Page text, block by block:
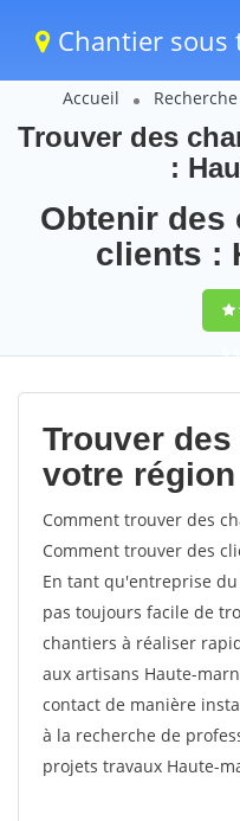
Chantier sous
Accueil
Trouver des
:
Obtenir des
clients :
9,5
Trouver
votre
Comment trouver des
Comment trouver des
En tant qu'entreprise
pas toujours facile de
chantiers à réaliser
aux artisans Haute-
contact de manière
à la recherche de
projets travaux Haute-